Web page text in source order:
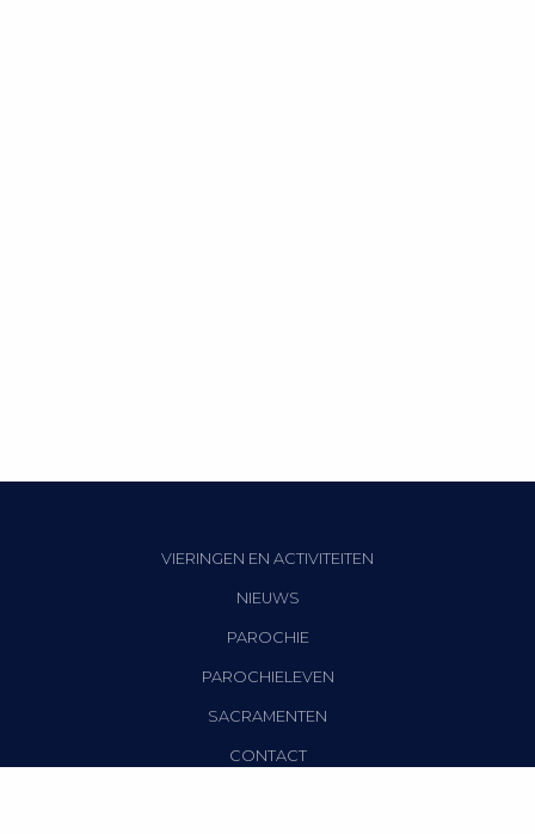
VIERINGEN EN ACTIVITEITEN
NIEUWS
PAROCHIE
PAROCHIELEVEN
SACRAMENTEN
CONTACT